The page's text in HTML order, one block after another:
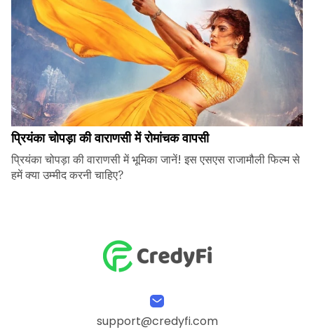
प्रियंका चोपड़ा की वाराणसी में रोमांचक वापसी
प्रियंका चोपड़ा की वाराणसी में भूमिका जानें! इस एसएस राजामौली फिल्म से
हमें क्या उम्मीद करनी चाहिए?
support@credyfi.com